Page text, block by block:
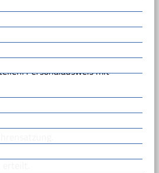
oder Reisepass
oder
Personalausweis mit